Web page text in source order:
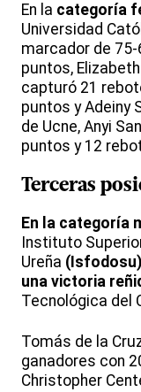
En la categoría
Universidad
marcador de
puntos,
capturó 21
puntos y Adeiny
de Ucne, Anyi
puntos y 12
Terceras
En la categoría
Instituto
Ureña (Isfodosu)
una victoria
Tecnológica del
Tomás de la
ganadores con
Christopher